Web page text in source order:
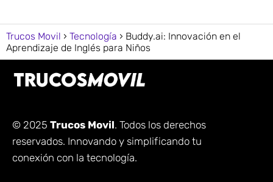
Trucos Movil Tecnología
Buddy.ai: Innovación en el
Aprendizaje de Inglés para Niños
© 2025 Trucos Movil. Todos los derechos
reservados. Innovando y simplificando tu
conexión con la tecnología.